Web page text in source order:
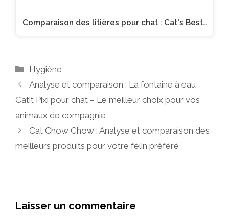
Comparaison des litières pour chat : Cat's Best…
Catégories
Hygiène
Analyse et comparaison : La fontaine à eau
Catit Pixi pour chat – Le meilleur choix pour vos
animaux de compagnie
Cat Chow Chow : Analyse et comparaison des
meilleurs produits pour votre félin préféré
Laisser un commentaire